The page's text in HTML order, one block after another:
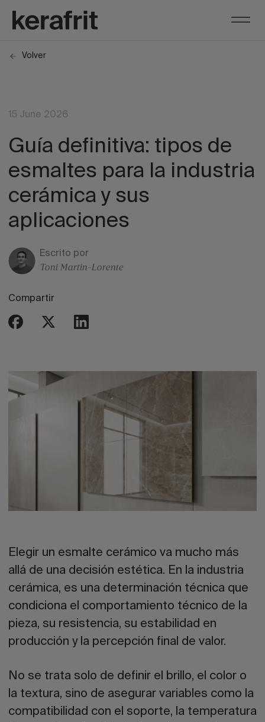
Volver
15 June 2026
Guía definitiva: tipos de
esmaltes para la industria
cerámica y sus
aplicaciones
Escrito por
Toni Martin-Lorente
Compartir
Elegir un esmalte cerámico va mucho más
allá de una decisión estética. En la industria
cerámica, es una determinación técnica que
condiciona el comportamiento técnico de la
pieza, su resistencia, su estabilidad en
producción y la percepción final de valor.
No se trata solo de definir el brillo, el color o
la textura, sino de asegurar variables como la
compatibilidad con el soporte, la temperatura